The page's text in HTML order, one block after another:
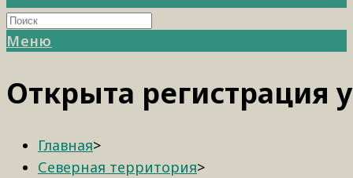
Меню
Открыта
Главная>
Северная территория>